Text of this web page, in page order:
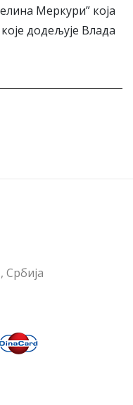
Меркури” која
додељује Влада
Србија